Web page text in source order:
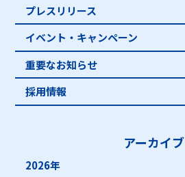
プレスリリース
イベント・キャンペーン
重要なお知らせ
採用情報
アーカイブ
2026年